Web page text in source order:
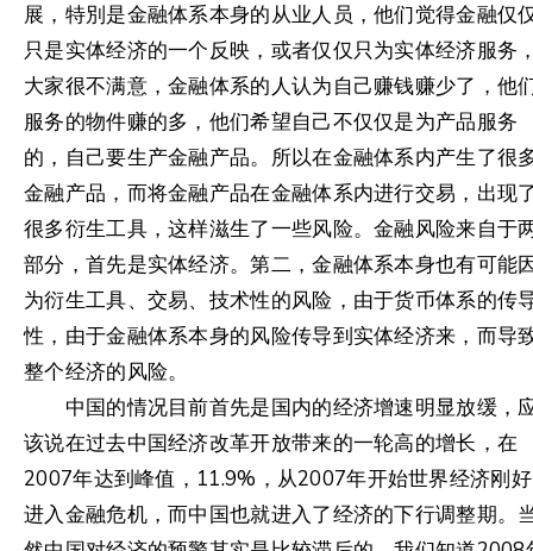
展，特別是金融体系本身的从业人员，他们觉得金融仅
只是实体经济的一个反映，或者仅仅只为实体经济服务
大家很不满意，金融体系的人认为自己赚钱赚少了，他
服务的物件赚的多，他们希望自己不仅仅是为产品服务
的，自己要生产金融产品。所以在金融体系内产生了很
金融产品，而将金融产品在金融体系内进行交易，出现
很多衍生工具，这样滋生了一些风险。金融风险来自于
部分，首先是实体经济。第二，金融体系本身也有可能
为衍生工具、交易、技术性的风险，由于货币体系的传
性，由于金融体系本身的风险传导到实体经济来，而导
整个经济的风险。
中国的情况目前首先是国内的经济增速明显放缓，
该说在过去中国经济改革开放带来的一轮高的增长，在
2007年达到峰值，11.9%，从2007年开始世界经济刚好
进入金融危机，而中国也就进入了经济的下行调整期。